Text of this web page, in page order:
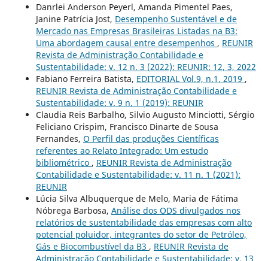
Danrlei Anderson Peyerl, Amanda Pimentel Paes,
Janine Patrícia Jost, Desempenho Sustentável e de
Mercado nas Empresas Brasileiras Listadas na B3:
Uma abordagem causal entre desempenhos , REUNIR
Revista de Administração Contabilidade e
Sustentabilidade: v. 12 n. 3 (2022): REUNIR: 12, 3, 2022
Fabiano Ferreira Batista, EDITORIAL Vol.9, n.1, 2019 ,
REUNIR Revista de Administração Contabilidade e
Sustentabilidade: v. 9 n. 1 (2019): REUNIR
Claudia Reis Barbalho, Silvio Augusto Minciotti, Sérgio
Feliciano Crispim, Francisco Dinarte de Sousa
Fernandes, O Perfil das produções Científicas
referentes ao Relato Integrado: Um estudo
bibliométrico , REUNIR Revista de Administração
Contabilidade e Sustentabilidade: v. 11 n. 1 (2021):
REUNIR
Lúcia Silva Albuquerque de Melo, Maria de Fátima
Nóbrega Barbosa, Análise dos ODS divulgados nos
relatórios de sustentabilidade das empresas com alto
potencial poluidor, integrantes do setor de Petróleo,
Gás e Biocombustível da B3 , REUNIR Revista de
Administração Contabilidade e Sustentabilidade: v. 13